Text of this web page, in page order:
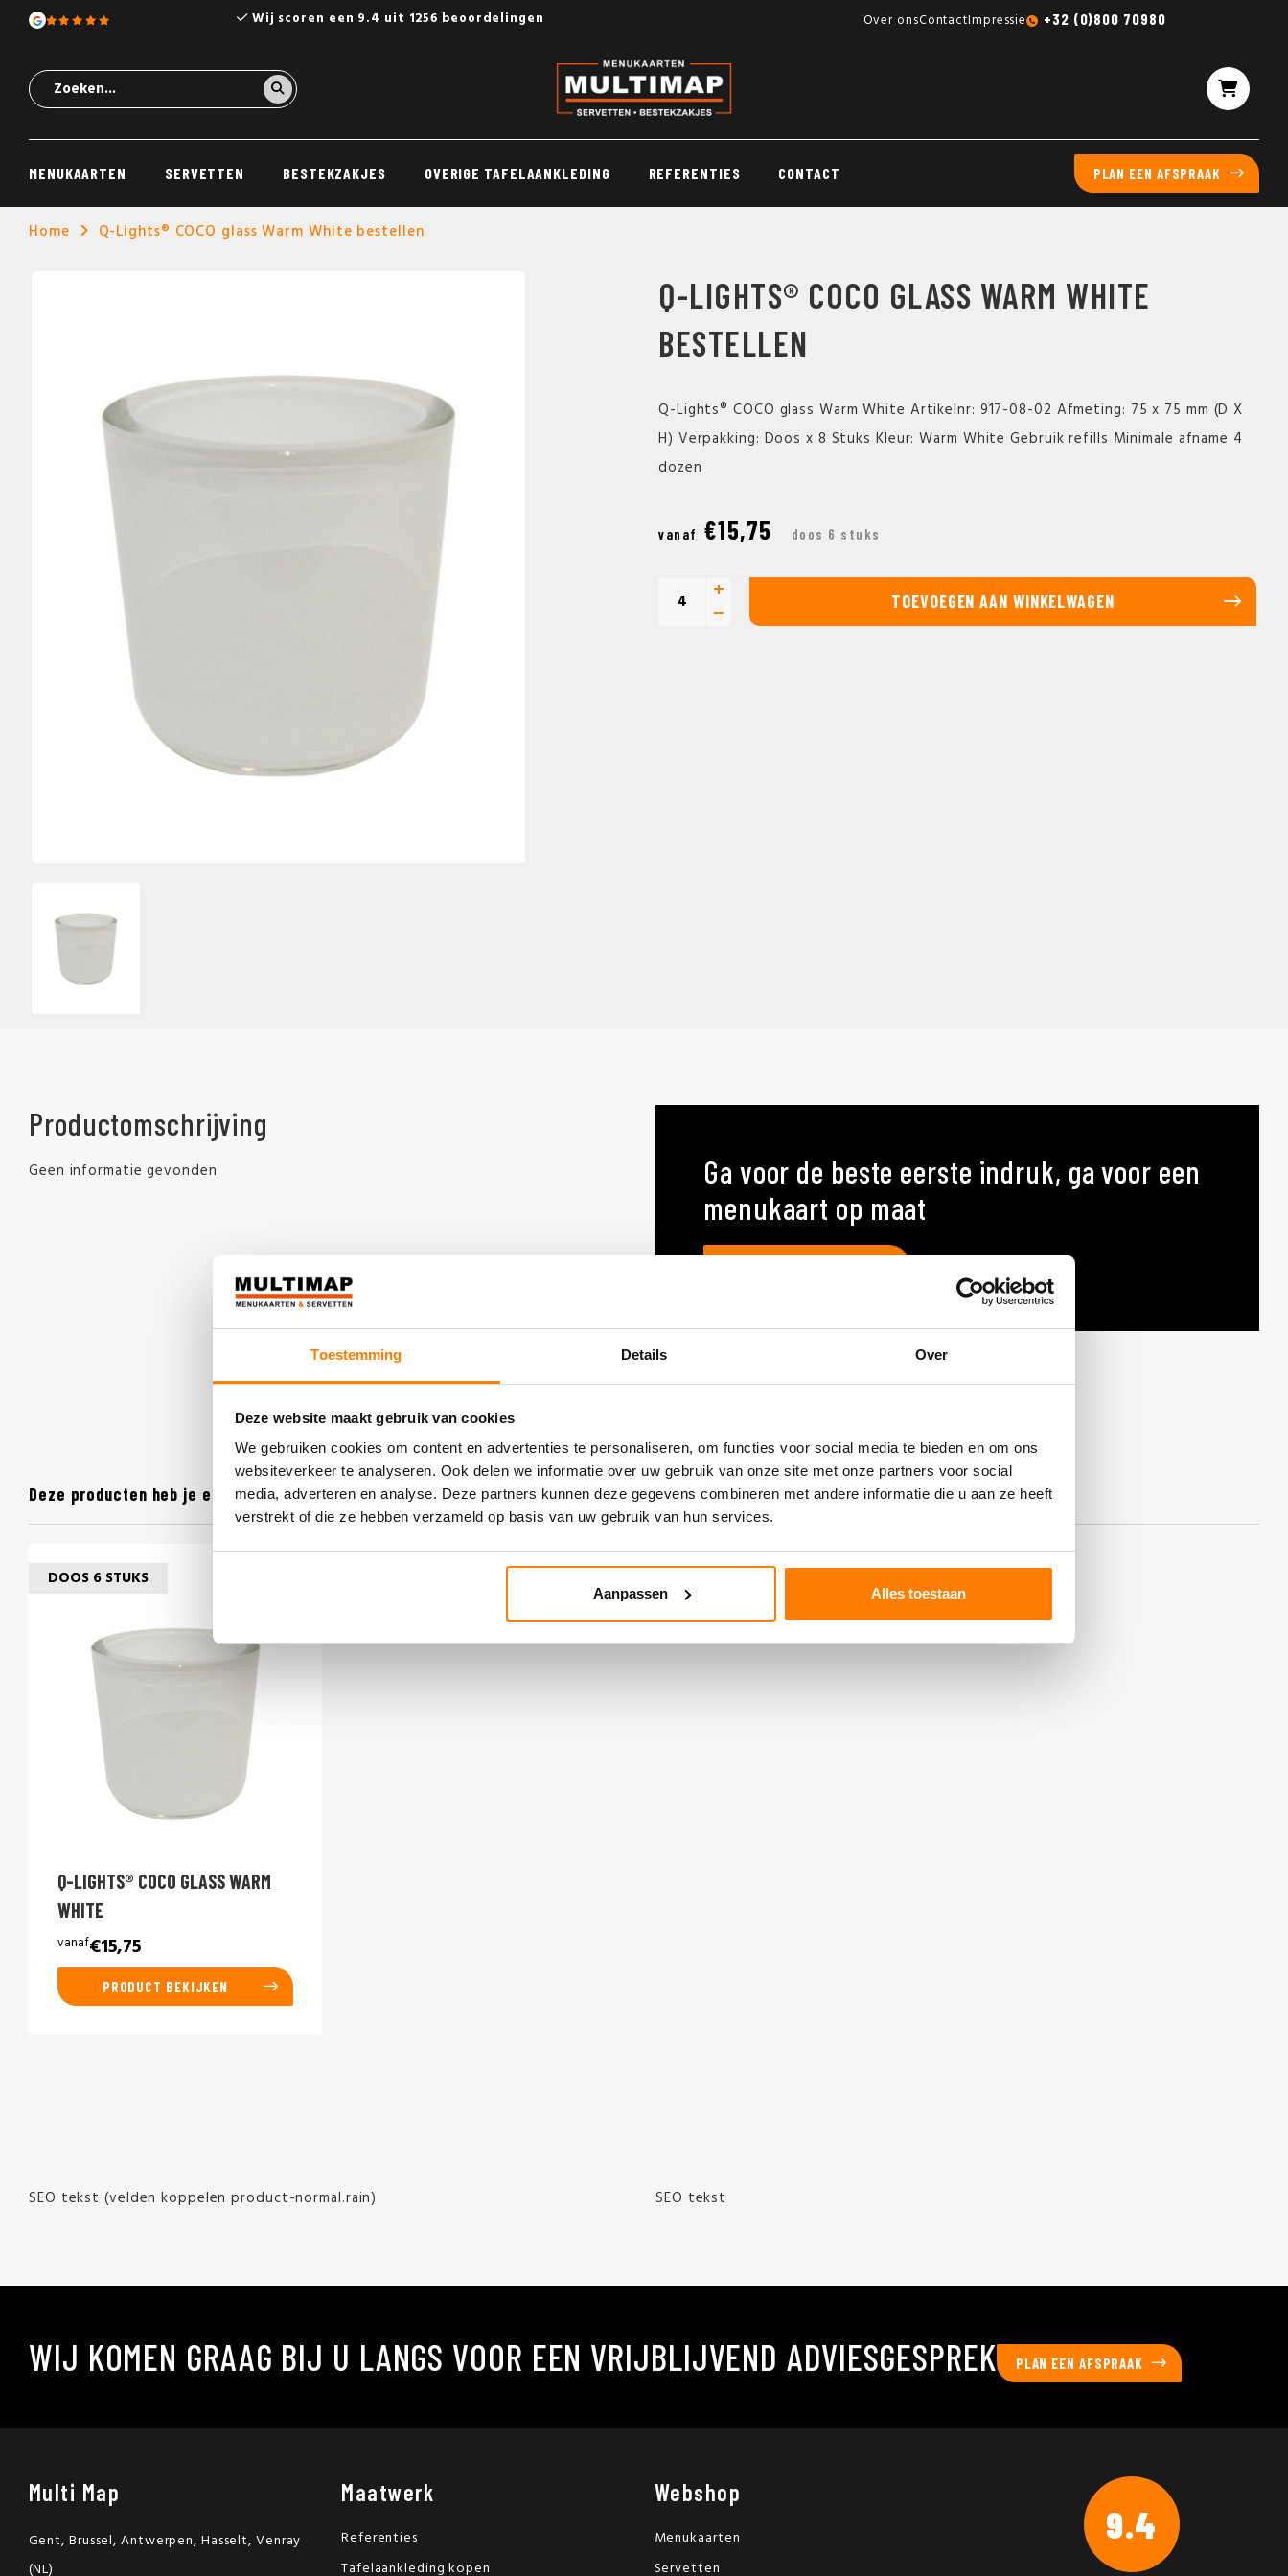
Toestemming Details Over
Deze website maakt gebruik van cookies
We gebruiken cookies om content en advertenties te personaliseren, om functies voor social media te bieden en om ons
websiteverkeer te analyseren. Ook delen we informatie over uw gebruik van onze site met onze partners voor social
media, adverteren en analyse. Deze partners kunnen deze gegevens combineren met andere informatie die u aan ze heeft
verstrekt of die ze hebben verzameld op basis van uw gebruik van hun services.
Aanpassen Alles toestaan
Wij scoren een 9.4 uit 1256 beoordelingen Gratis sampleboxen mogelijk
Over onsContactImpressie +32 (0)800 70980
MENUKAARTEN SERVETTEN BESTEKZAKJES OVERIGE TAFELAANKLEDING REFERENTIES CONTACT PLAN EEN AFSPRAAK
Home Q-Lights® COCO glass Warm White bestellen
Q-LIGHTS® COCO GLASS WARM WHITE
BESTELLEN
Q-Lights® COCO glass Warm White Artikelnr: 917-08-02 Afmeting: 75 x 75 mm (D X
H) Verpakking: Doos x 8 Stuks Kleur: Warm White Gebruik refills Minimale afname 4
dozen
vanaf €15,75 doos 6 stuks
TOEVOEGEN AAN WINKELWAGEN
Productomschrijving
Geen informatie gevonden
Ga voor de beste eerste indruk, ga voor een
menukaart op maat
Deze producten heb je eerder bekeken
DOOS 6 STUKS
Q-LIGHTS® COCO GLASS WARM
WHITE
vanaf€15,75
PRODUCT BEKIJKEN
SEO tekst (velden koppelen product-normal.rain) SEO tekst
WIJ KOMEN GRAAG BIJ U LANGS VOOR EEN VRIJBLIJVEND ADVIESGESPREK PLAN EEN AFSPRAAK
Multi Map
Gent, Brussel, Antwerpen, Hasselt, Venray
(NL)
Maatwerk
Referenties
Tafelaankleding kopen
Webshop
Menukaarten
Servetten
9.4